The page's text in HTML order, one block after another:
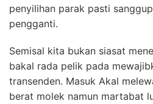
penyilihan parak pasti
pengganti.
Semisal kita bukan siasat
bakal rada pelik pada
transenden. Masuk Akal
berat molek namun martabat